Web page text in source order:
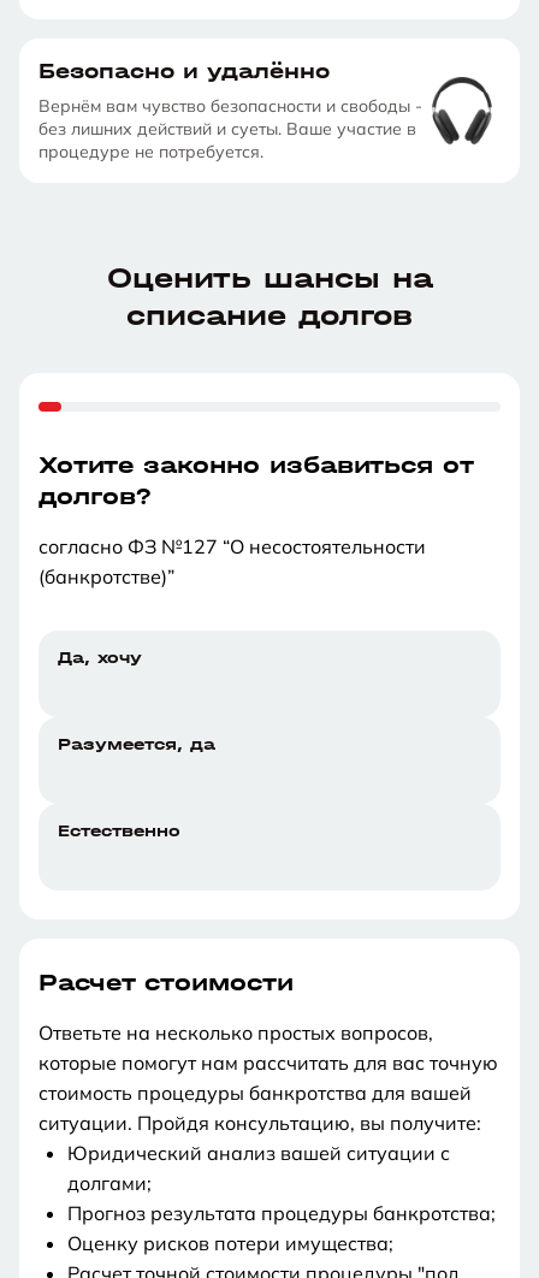
Безопасно и удалённо
Вернём вам чувство безопасности и свободы -
без лишних действий и суеты. Ваше участие в
процедуре не потребуется.
Оценить шансы на
списание долгов
Хотите законно избавиться от
долгов?
согласно ФЗ №127 “О несостоятельности
(банкротстве)”
Да, хочу
Разумеется, да
Естественно
Расчет стоимости
Ответьте на несколько простых вопросов,
которые помогут нам рассчитать для вас точную
стоимость процедуры банкротства для вашей
ситуации. Пройдя консультацию, вы получите:
Юридический анализ вашей ситуации с
долгами;
Прогноз результата процедуры банкротства;
Оценку рисков потери имущества;
Расчет точной стоимости процедуры "под